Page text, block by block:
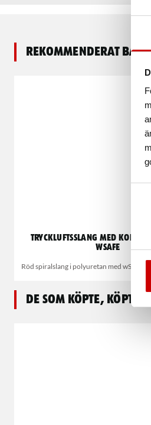
Rekommenderat
Tryckluftsslang med
wSafe
Röd spiralslang i polyuretan med wSafe
De som köpte, köpte